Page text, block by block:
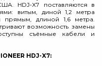
HDJ-X7 поставляются в
витым, диной 1,2 метра
длиной 1,6 метра.
возможность замены
съёмные кабели и
HDJ-X7: